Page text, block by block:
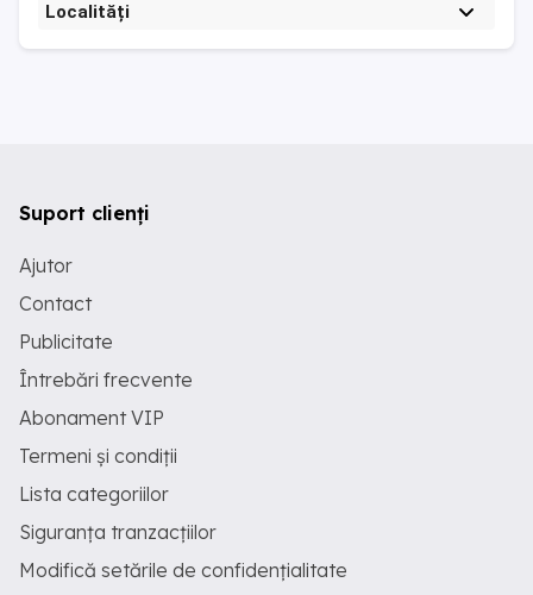
Localități
Suport clienți
Ajutor
Contact
Publicitate
Întrebări frecvente
Abonament VIP
Termeni și condiții
Lista categoriilor
Siguranța tranzacțiilor
Modifică setările de confidențialitate